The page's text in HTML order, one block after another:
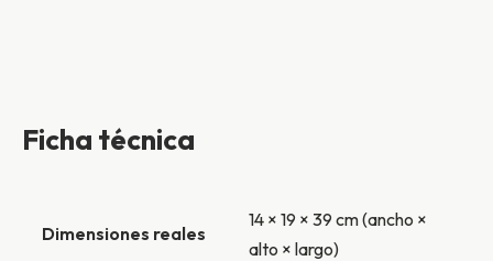
Ficha técnica
Dimensiones reales
14 × 19 × 39 cm (ancho ×
alto × largo)